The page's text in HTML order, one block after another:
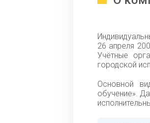
26 апреля
Учётные
городской
Основной
обучение».